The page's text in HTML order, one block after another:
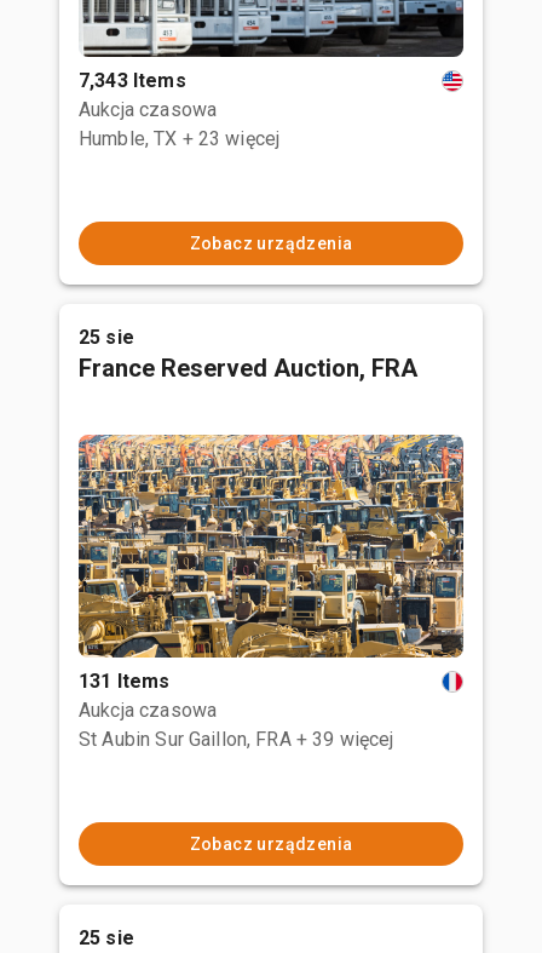
7,343 Items
Aukcja czasowa
Humble, TX + 23 więcej
Zobacz urządzenia
25 sie
France Reserved Auction, FRA
131 Items
Aukcja czasowa
St Aubin Sur Gaillon, FRA + 39 więcej
Zobacz urządzenia
25 sie